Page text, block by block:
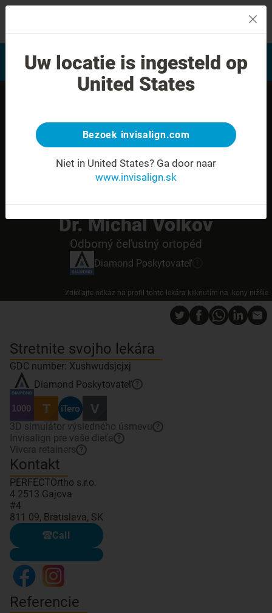
Hodnotenie úsmevu
Vyhľadať často kladené
otázky
Dr. Michal Volkov
Odborný čeľustný ortopéd
Diamond Poskytovateľ
Zdieľajte odkaz na profil tohto lekára kliknutím na ikony nižšie
Stretnite svojho lekára
GDC number: Xushwudsjcjxj
Diamond Poskytovateľ ?
3D simulátor výsledného úsmevu ?
Invisalign pre vaše dieťa ?
Vivera retainers ?
Kontakt
PERFECTOrtho s.r.o.
4 2513 Gajova
#4
811 09, Bratislava, SK
Call
Referencie
Uw locatie is ingesteld op
United States
Bezoek invisalign.com
Niet in United States? Ga door naar
www.invisalign.sk